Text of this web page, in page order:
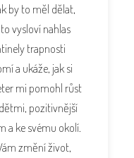
by to měl dělat,
vysloví nahlas
trapnosti
a ukáže, jak si
mi pomohl růst
pozitivnější
a ke svému okolí.
změní život,